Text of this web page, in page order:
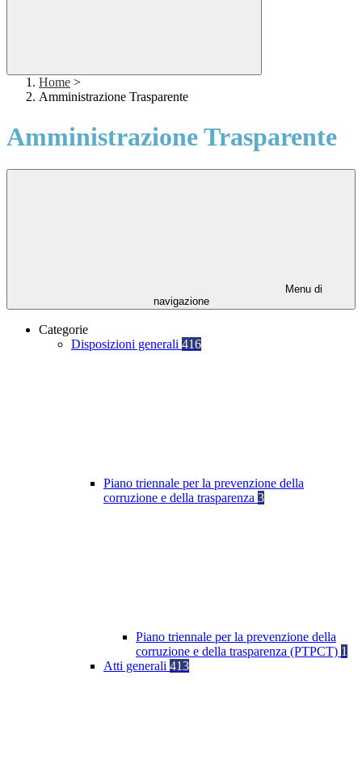
Home >
Amministrazione Trasparente
Amministrazione Trasparente
Menu di
navigazione
Categorie
Disposizioni generali 416
Piano triennale per la prevenzione della
corruzione e della trasparenza 3
Piano triennale per la prevenzione della
corruzione e della trasparenza (PTPCT) 1
Atti generali 413